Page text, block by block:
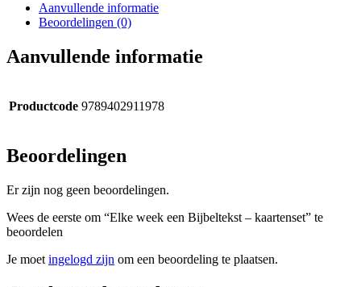
Aanvullende informatie
Beoordelingen (0)
Aanvullende informatie
Productcode 9789402911978
Beoordelingen
Er zijn nog geen beoordelingen.
Wees de eerste om “Elke week een Bijbeltekst – kaartenset” te
beoordelen
Je moet ingelogd zijn om een beoordeling te plaatsen.